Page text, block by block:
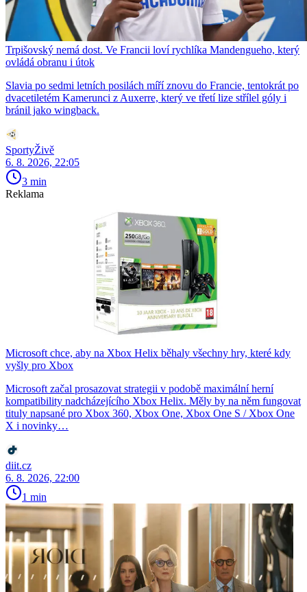
Trpišovský nemá dost. Ve Francii loví rychlíka Mandengueho, který
ovládá obranu i útok
Slavia po sedmi letních posilách míří znovu do Francie, tentokrát po
dvacetiletém Kamerunci z Auxerre, který ve třetí lize střílel góly i
bránil jako wingback.
SportyŽivě
6. 8. 2026, 22:05
3 min
Reklama
Microsoft chce, aby na Xbox Helix běhaly všechny hry, které kdy
vyšly pro Xbox
Microsoft začal prosazovat strategii v podobě maximální herní
kompatibility nadcházejícího Xbox Helix. Měly by na něm fungovat
tituly napsané pro Xbox 360, Xbox One, Xbox One S / Xbox One
X i novinky…
diit.cz
6. 8. 2026, 22:00
1 min